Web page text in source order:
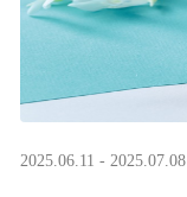
2025.06.11 - 2025.07.08